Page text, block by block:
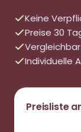
Keine
Preise 30
Individuelle
Preisliste